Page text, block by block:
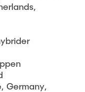
Germany,